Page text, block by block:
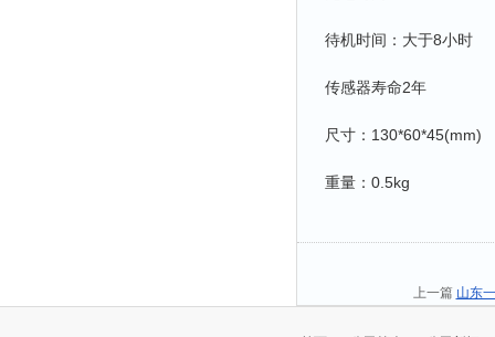
待机时间：大于8小时
传感器寿命2年
尺寸：130*60*45(mm)
重量：0.5kg
上一篇 山东